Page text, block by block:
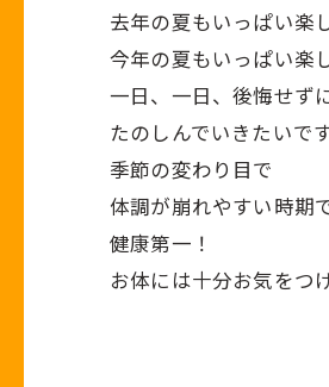
去年の夏もいっぱい楽
今年の夏もいっぱい楽
一日、一日、後悔せず
たのしんでいきたいで
季節の変わり目で
体調が崩れやすい時期
健康第一！
お体には十分お気をつ